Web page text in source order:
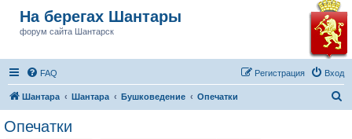
На берегах Шантары
форум сайта Шантарск
FAQ Вход
Регистрация
Шантара Шантара Бушковедение Опечатки
Опечатки